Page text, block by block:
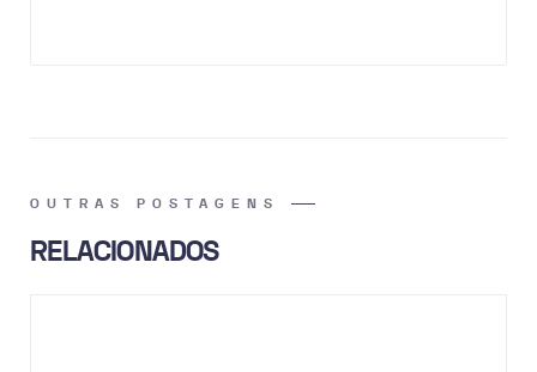
OUTRAS POSTAGENS
RELACIONADOS